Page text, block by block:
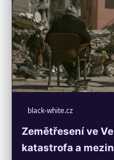
black-white.cz
Zemětřesení ve
katastrofa a